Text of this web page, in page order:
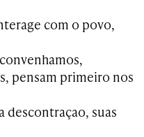
com o povo,
pensam primeiro nos
descontraçao, suas